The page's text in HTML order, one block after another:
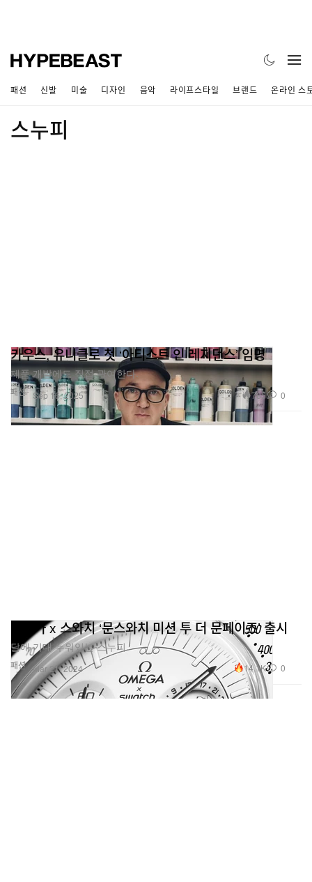
패션 신발 미술 디자인 음악 라이프스타일 브랜드 온라인 스
스누피
패션
카우스, 유니클로 첫 ‘아티스트 인 레지던스’ 임명
제품 개발에도 직접 관여한다.
Sep 16, 2025 785 0
패션
오메가 x 스와치 ‘문스와치 미션 투 더 문페이즈’ 출시
달에 기대 누워있는 스누피.
Mar 21, 2024 14.1K 0